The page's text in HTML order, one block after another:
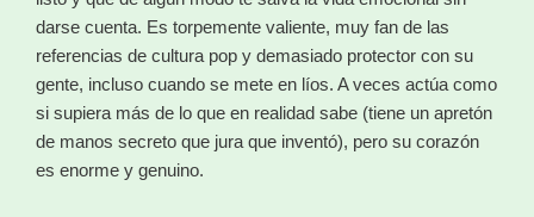
darse cuenta. Es torpemente valiente, muy fan de las
referencias de cultura pop y demasiado protector con su
gente, incluso cuando se mete en líos. A veces actúa como
si supiera más de lo que en realidad sabe (tiene un apretón
de manos secreto que jura que inventó), pero su corazón
es enorme y genuino.